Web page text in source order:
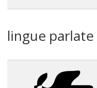
lingue parlate